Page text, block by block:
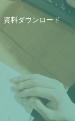
資料ダウンロード